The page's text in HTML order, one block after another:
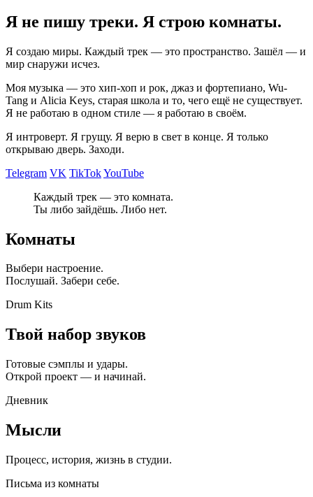
Я не пишу треки. Я строю комнаты.
Я создаю миры. Каждый трек — это пространство. Зашёл — и
мир снаружи исчез.
Моя музыка — это хип-хоп и рок, джаз и фортепиано, Wu-
Tang и Alicia Keys, старая школа и то, чего ещё не существует.
Я не работаю в одном стиле — я работаю в своём.
Я интроверт. Я грущу. Я верю в свет в конце. Я только
открываю дверь. Заходи.
Telegram VK TikTokYouTube
Каждый трек — это комната.
Ты либо зайдёшь. Либо нет.
Комнаты
Выбери настроение.
Послушай. Забери себе.
Drum Kits
Твой набор звуков
Готовые сэмплы и удары.
Открой проект — и начинай.
Дневник
Мысли
Процесс, история, жизнь в студии.
Письма из комнаты